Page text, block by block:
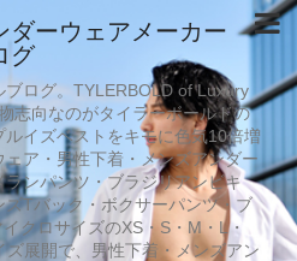
ダーウェアメーカー
グ
ログ。TYLERBOLD of Luxury
志向なのがタイラーボールドの
イズベストをキモに色気10倍増
ア・男性下着・メンズアンダー
ンパンツ・ブラジリアンビキ
Tバック・ボクサーパンツ・ブ
クロサイズのXS・S・M・L・
展開で、男性下着・メンズアン